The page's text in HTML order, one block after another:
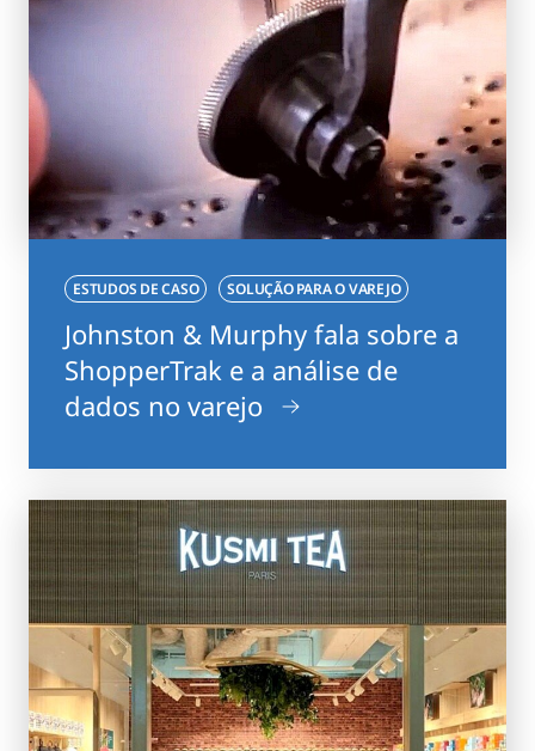
ESTUDOS DE CASO SOLUÇÃO PARA O VAREJO
Johnston & Murphy fala sobre a
ShopperTrak e a análise de
dados no varejo